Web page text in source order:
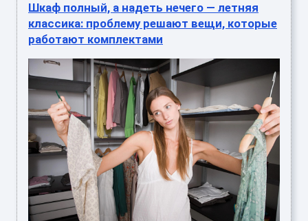
Шкаф полный, а надеть нечего — летняя
классика: проблему решают вещи, которые
работают комплектами